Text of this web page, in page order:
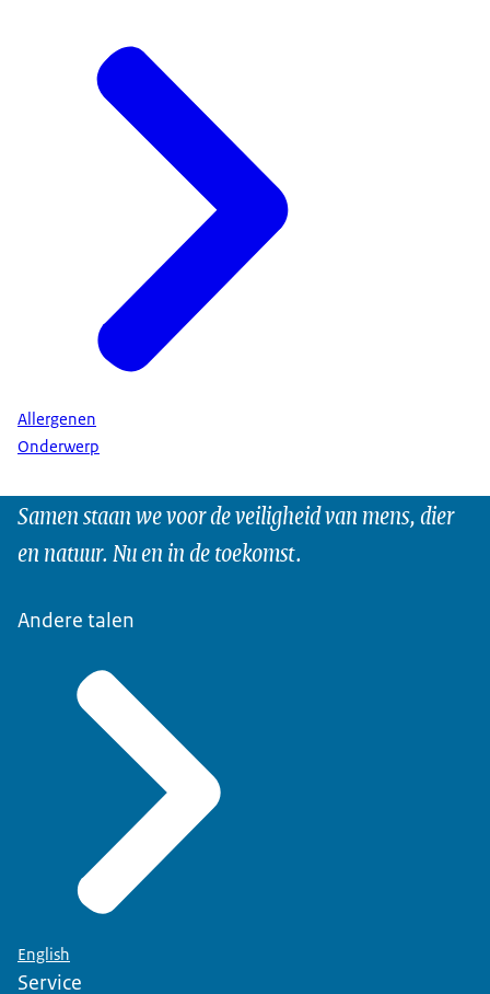
Allergenen
Onderwerp
Samen staan we voor de veiligheid van mens, dier
en natuur. Nu en in de toekomst.
Andere talen
English
Service